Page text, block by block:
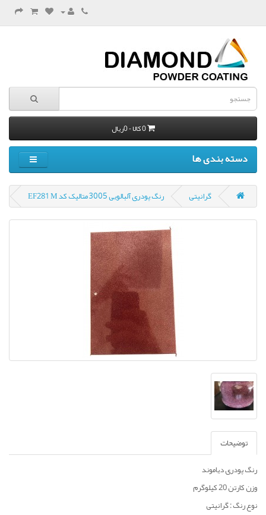
0 کالا - 0ریال
دسته بندی ها
گرانیتی رنگ پودری آلبالویی ۳۰۰۵ متالیک کد EF281 M
توضیحات
رنگ پودری دیاموند
وزن کارتن 20 کیلوگرم
نوع رنگ : گرانیتی